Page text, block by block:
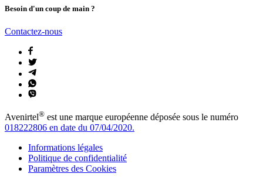
Besoin d'un coup de main ?
Contactez-nous
Avenirtel® est une marque européenne déposée sous le numéro
018222806 en date du 07/04/2020.
Informations légales
Politique de confidentialité
Paramètres des Cookies